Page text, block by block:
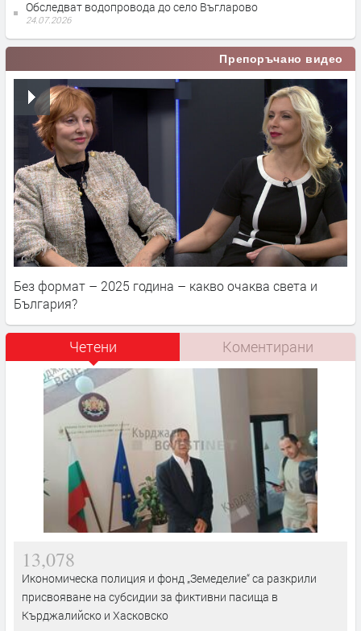
Обследват водопровода до село Въгларово
24.07.2026
Препоръчано видео
Без формат – 2025 година – какво очаква света и
България?
Четени Коментирани
13,078
Икономическа полиция и фонд „Земеделие“ са разкрили
присвояване на субсидии за фиктивни пасища в
Кърджалийско и Хасковско